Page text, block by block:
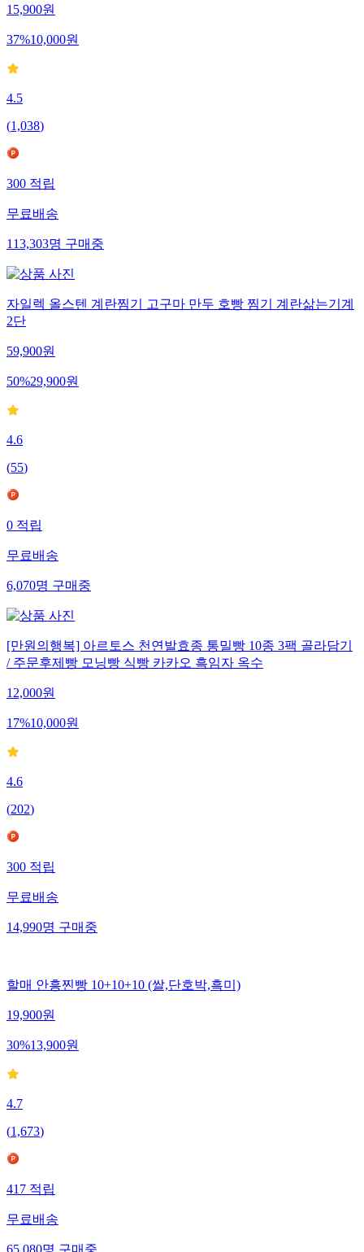
15,900원
37%10,000원
4.5
(1,038)
300 적립
무료배송
113,303명 구매중
자일렉 올스텐 계란찜기 고구마 만두 호빵 찜기 계란삶는기계
2단
59,900원
50%29,900원
4.6
(55)
0 적립
무료배송
6,070명 구매중
[만원의행복] 아르토스 천연발효종 통밀빵 10종 3팩 골라담기
/ 주문후제빵 모닝빵 식빵 카카오 흑임자 옥수
12,000원
17%10,000원
4.6
(202)
300 적립
무료배송
14,990명 구매중
할매 안흥찐빵 10+10+10 (쌀,단호박,흑미)
19,900원
30%13,900원
4.7
(1,673)
417적립
무료배송